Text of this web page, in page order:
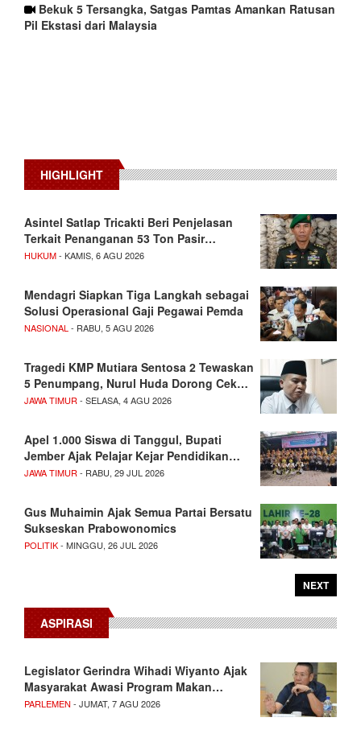
Bekuk 5 Tersangka, Satgas Pamtas Amankan Ratusan
Pil Ekstasi dari Malaysia
HIGHLIGHT
Asintel Satlap Tricakti Beri Penjelasan
Terkait Penanganan 53 Ton Pasir…
HUKUM- KAMIS, 6 AGU 2026
Mendagri Siapkan Tiga Langkah sebagai
Solusi Operasional Gaji Pegawai Pemda
NASIONAL - RABU, 5 AGU 2026
Tragedi KMP Mutiara Sentosa 2 Tewaskan
5 Penumpang, Nurul Huda Dorong Cek…
JAWA TIMUR - SELASA, 4 AGU 2026
Apel 1.000 Siswa di Tanggul, Bupati
Jember Ajak Pelajar Kejar Pendidikan…
JAWA TIMUR - RABU, 29 JUL 2026
Gus Muhaimin Ajak Semua Partai Bersatu
Sukseskan Prabowonomics
POLITIK- MINGGU, 26 JUL 2026
NEXT
ASPIRASI
Legislator Gerindra Wihadi Wiyanto Ajak
Masyarakat Awasi Program Makan…
PARLEMEN - JUMAT, 7 AGU 2026